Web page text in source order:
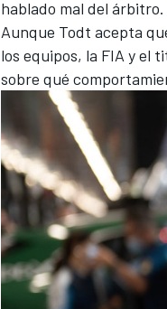
hablado mal del árbitro.
Aunque Todt acepta
los equipos, la FIA y el
sobre qué